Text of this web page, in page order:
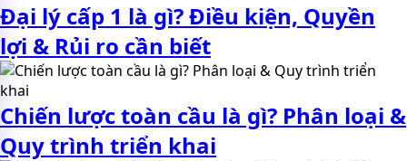
Đại lý cấp 1 là gì? Điều kiện, Quyền
lợi & Rủi ro cần biết
Chiến lược toàn cầu là gì? Phân loại &
Quy trình triển khai